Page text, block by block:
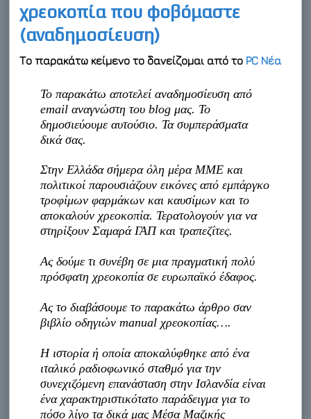
χρεοκοπία που φοβόμαστε
(αναδημοσίευση)
Το παρακάτω κείμενο το δανείζομαι από το PC Νέα
Το παρακάτω αποτελεί αναδημοσίευση από
email αναγνώστη του blog μας. Το
δημοσιεύουμε αυτούσιο. Τα συμπεράσματα
δικά σας.
Στην Ελλάδα σήμερα όλη μέρα ΜΜΕ και
πολιτικοί παρουσιάζουν εικόνες από εμπάργκο
τροφίμων φαρμάκων και καυσίμων και το
αποκαλούν χρεοκοπία. Τερατολογούν για να
στηρίξουν Σαμαρά ΓΑΠ και τραπεζίτες.
Ας δούμε τι συνέβη σε μια πραγματική πολύ
πρόσφατη χρεοκοπία σε ευρωπαϊκό έδαφος.
Ας το διαβάσουμε το παρακάτω άρθρο σαν
βιβλίο οδηγιών manual χρεοκοπίας….
Η ιστορία ή οποία αποκαλύφθηκε από ένα
ιταλικό ραδιοφωνικό σταθμό για την
συνεχιζόμενη επανάσταση στην Ισλανδία είναι
ένα χαρακτηριστικότατο παράδειγμα για το
πόσο λίγο τα δικά μας Μέσα Μαζικής